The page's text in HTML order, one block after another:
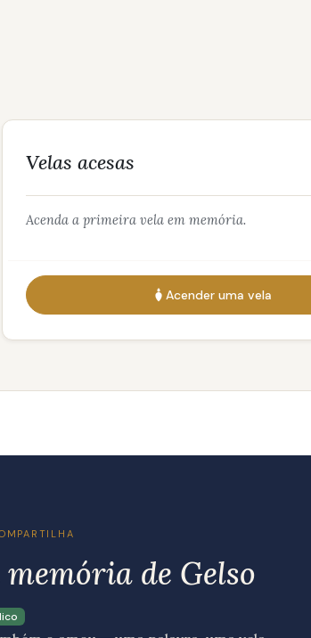
Velas acesas
Acenda a primeira vela em memória.
Acender uma vela
de Gelso